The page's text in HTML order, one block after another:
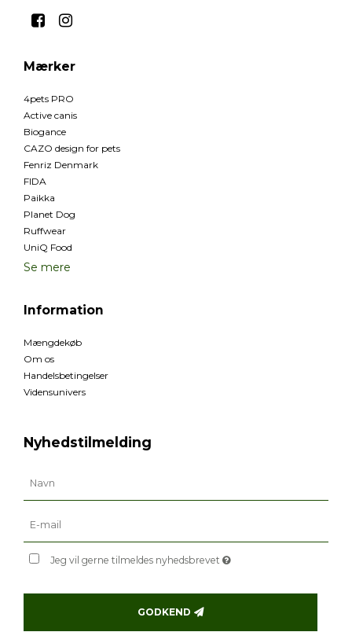
Mærker
4pets PRO
Active canis
Biogance
CAZO design for pets
Fenriz Denmark
FIDA
Paikka
Planet Dog
Ruffwear
UniQ Food
Se mere
Information
Mængdekøb
Om os
Handelsbetingelser
Vidensunivers
Nyhedstilmelding
Jeg vil gerne tilmeldes nyhedsbrevet
GODKEND